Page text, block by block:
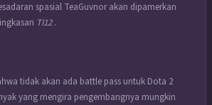
spasial TeaGuvnor akan dipamerkan
TI12.
tidak akan ada battle pass untuk Dota 2
yang mengira pengembangnya mungkin